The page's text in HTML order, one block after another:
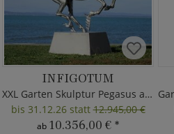
INFIGOTUM
XXL Garten Skulptur Pegasus aus Metall
bis 31.12.26 statt12.945,00 €
ab 10.356,00 € *